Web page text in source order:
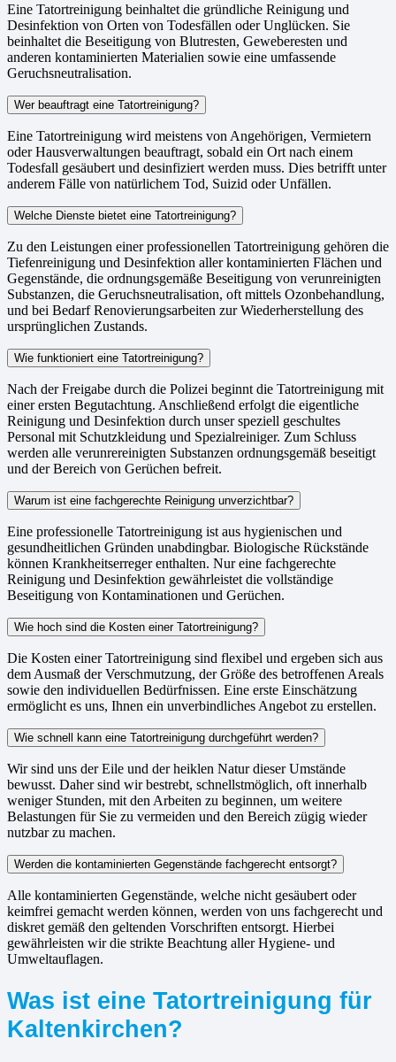
Eine Tatortreinigung beinhaltet die gründliche Reinigung und
Desinfektion von Orten von Todesfällen oder Unglücken. Sie
beinhaltet die Beseitigung von Blutresten, Geweberesten und
anderen kontaminierten Materialien sowie eine umfassende
Geruchsneutralisation.
Wer beauftragt eine Tatortreinigung?
Eine Tatortreinigung wird meistens von Angehörigen, Vermietern
oder Hausverwaltungen beauftragt, sobald ein Ort nach einem
Todesfall gesäubert und desinfiziert werden muss. Dies betrifft unter
anderem Fälle von natürlichem Tod, Suizid oder Unfällen.
Welche Dienste bietet eine Tatortreinigung?
Zu den Leistungen einer professionellen Tatortreinigung gehören die
Tiefenreinigung und Desinfektion aller kontaminierten Flächen und
Gegenstände, die ordnungsgemäße Beseitigung von verunreinigten
Substanzen, die Geruchsneutralisation, oft mittels Ozonbehandlung,
und bei Bedarf Renovierungsarbeiten zur Wiederherstellung des
ursprünglichen Zustands.
Wie funktioniert eine Tatortreinigung?
Nach der Freigabe durch die Polizei beginnt die Tatortreinigung mit
einer ersten Begutachtung. Anschließend erfolgt die eigentliche
Reinigung und Desinfektion durch unser speziell geschultes
Personal mit Schutzkleidung und Spezialreiniger. Zum Schluss
werden alle verunrereinigten Substanzen ordnungsgemäß beseitigt
und der Bereich von Gerüchen befreit.
Warum ist eine fachgerechte Reinigung unverzichtbar?
Eine professionelle Tatortreinigung ist aus hygienischen und
gesundheitlichen Gründen unabdingbar. Biologische Rückstände
können Krankheitserreger enthalten. Nur eine fachgerechte
Reinigung und Desinfektion gewährleistet die vollständige
Beseitigung von Kontaminationen und Gerüchen.
Wie hoch sind die Kosten einer Tatortreinigung?
Die Kosten einer Tatortreinigung sind flexibel und ergeben sich aus
dem Ausmaß der Verschmutzung, der Größe des betroffenen Areals
sowie den individuellen Bedürfnissen. Eine erste Einschätzung
ermöglicht es uns, Ihnen ein unverbindliches Angebot zu erstellen.
Wie schnell kann eine Tatortreinigung durchgeführt werden?
Wir sind uns der Eile und der heiklen Natur dieser Umstände
bewusst. Daher sind wir bestrebt, schnellstmöglich, oft innerhalb
weniger Stunden, mit den Arbeiten zu beginnen, um weitere
Belastungen für Sie zu vermeiden und den Bereich zügig wieder
nutzbar zu machen.
Werden die kontaminierten Gegenstände fachgerecht entsorgt?
Alle kontaminierten Gegenstände, welche nicht gesäubert oder
keimfrei gemacht werden können, werden von uns fachgerecht und
diskret gemäß den geltenden Vorschriften entsorgt. Hierbei
gewährleisten wir die strikte Beachtung aller Hygiene- und
Umweltauflagen.
Was ist eine Tatortreinigung für
Kaltenkirchen?